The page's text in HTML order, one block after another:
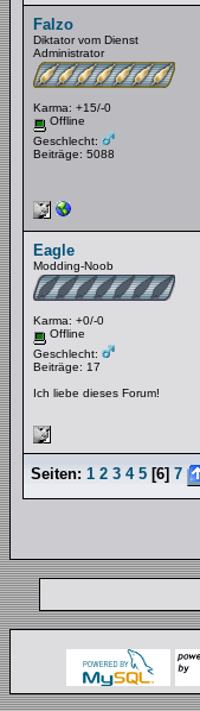
Falzo
Diktator vom Dienst
Administrator
Karma: +15/-0
Offline
Geschlecht:
Beiträge: 5088
Eagle
Modding-Noob
Karma: +0/-0
Offline
Geschlecht:
Beiträge: 17
Ich liebe dieses Forum!
Seiten: 1 2 3 4 5 [6] 7